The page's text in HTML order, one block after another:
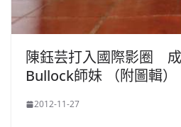
陳鈺芸打入國際影圈
Bullock師妹 （附圖輯）
2012-11-27